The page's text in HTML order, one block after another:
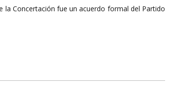
la Concertación fue un acuerdo formal del Partido